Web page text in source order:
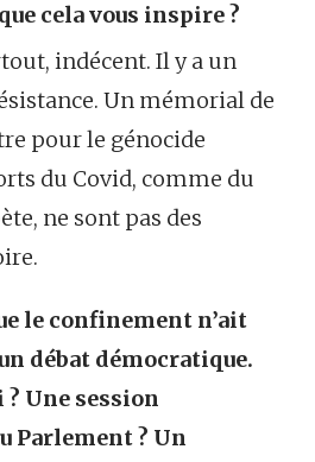
cela vous inspire ?
indécent. Il y a un
Un mémorial de
pour le génocide
du Covid, comme du
ne sont pas des
le confinement n’ait
débat démocratique.
? Une session
Parlement ? Un